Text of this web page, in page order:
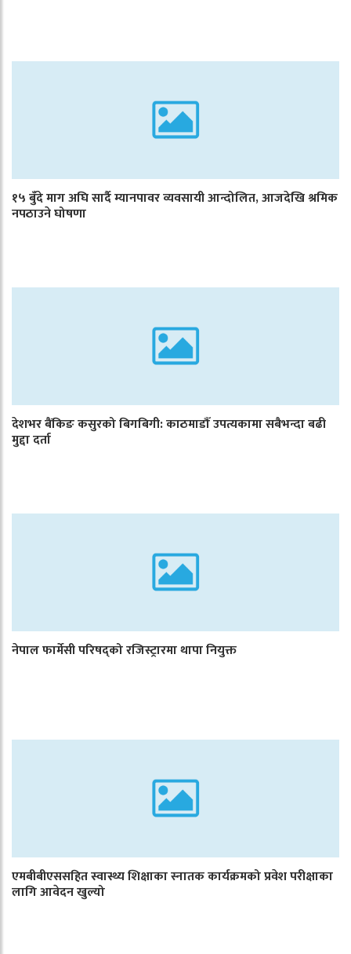
१५ बुँदे माग अघि सार्दै म्यानपावर व्यवसायी आन्दोलित, आजदेखि श्रमिक
नपठाउने घोषणा
देशभर बैंकिङ कसुरको बिगबिगी: काठमाडौँ उपत्यकामा सबैभन्दा बढी
मुद्दा दर्ता
नेपाल फार्मेसी परिषद्को रजिस्ट्रारमा थापा नियुक्त
एमबीबीएससहित स्वास्थ्य शिक्षाका स्नातक कार्यक्रमको प्रवेश परीक्षाका
लागि आवेदन खुल्यो